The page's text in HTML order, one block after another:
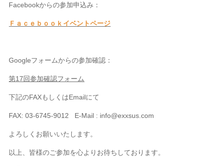
Facebookからの参加申込み：
Ｆａｃｅｂｏｏｋイベントページ
Googleフォームからの参加確認：
第17回参加確認フォーム
下記のFAXもしくはEmailにて
FAX: 03-6745-9012 E-Mail : info@exxsus.com
よろしくお願いいたします。
以上、皆様のご参加を心よりお待ちしております。